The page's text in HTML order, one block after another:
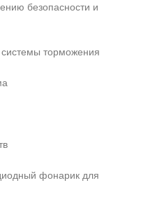
безопасности и
торможения
фонарик для